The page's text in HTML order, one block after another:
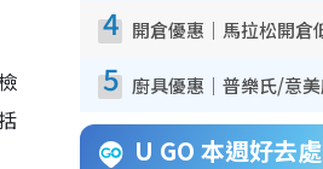
4
5
U GO 本週好去處